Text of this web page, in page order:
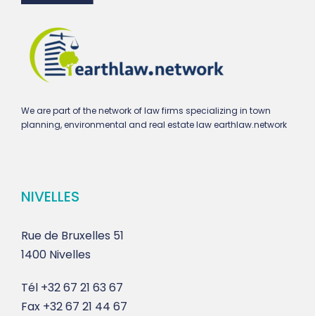
We are part of the network of law firms specializing in town
planning, environmental and real estate law earthlaw.network
NIVELLES
Rue de Bruxelles 51
1400 Nivelles
Tél +32 67 21 63 67
Fax +32 67 21 44 67